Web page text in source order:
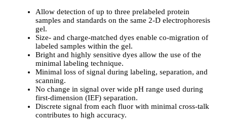
Allow detection of up to three prelabeled protein
samples and standards on the same 2-D electrophoresis
gel.
Size- and charge-matched dyes enable co-migration of
labeled samples within the gel.
Bright and highly sensitive dyes allow the use of the
minimal labeling technique.
Minimal loss of signal during labeling, separation, and
scanning.
No change in signal over wide pH range used during
first-dimension (IEF) separation.
Discrete signal from each fluor with minimal cross-talk
contributes to high accuracy.